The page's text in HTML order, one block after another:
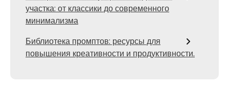
участка: от классики до современного
минимализма
Библиотека промптов: ресурсы для
повышения креативности и продуктивности.